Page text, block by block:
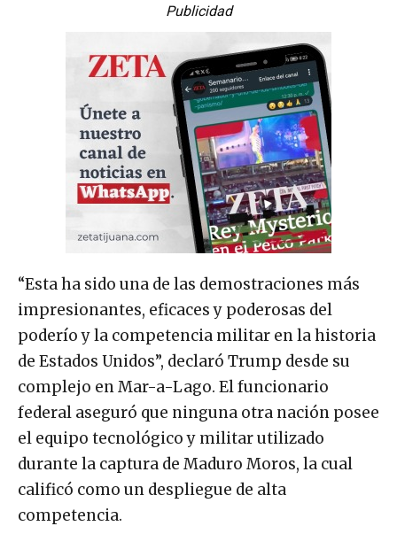
Publicidad
“Esta ha sido una de las demostraciones más
impresionantes, eficaces y poderosas del
poderío y la competencia militar en la historia
de Estados Unidos”, declaró Trump desde su
complejo en Mar-a-Lago. El funcionario
federal aseguró que ninguna otra nación posee
el equipo tecnológico y militar utilizado
durante la captura de Maduro Moros, la cual
calificó como un despliegue de alta
competencia.